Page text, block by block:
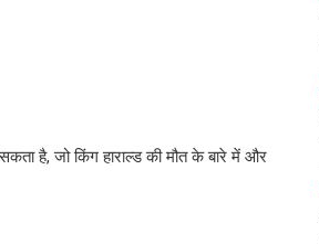
है, जो किंग हाराल्ड की मौत के बारे में और